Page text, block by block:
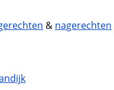
& nagerechten